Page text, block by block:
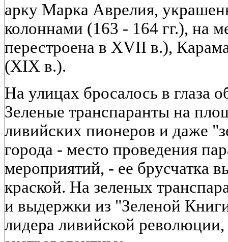
арку Марка Аврелия,
колоннами (163 - 164 гг.), на
перестроена в XVII в.),
(XIX в.).
На улицах бросалось в глаза
Зеленые транспаранты на
ливийских пионеров и даже
города - место проведения
мероприятий, - ее брусчатка
краской. На зеленых
и выдержки из "Зеленой
лидера ливийской революции,